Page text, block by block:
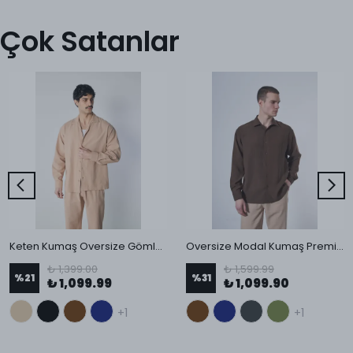
Çok Satanlar
Keten Kumaş Oversize Gömlek
%21
₺ 1,399.00
₺ 1,099.99
+1
Oversize Modal Kumaş Premium Erkek Gömlek
%31
₺ 1,599.99
₺ 1,099.90
+1